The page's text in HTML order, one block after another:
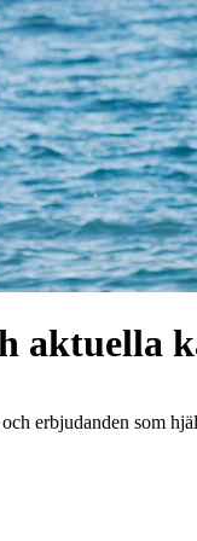
aktuella
erbjudanden som